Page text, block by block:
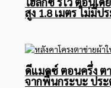
สูง 1.8 เมตร ไม่มีป
ดีแมคซ์ ตอนครึ่ง ต
จากพื้นกระบะ ปร